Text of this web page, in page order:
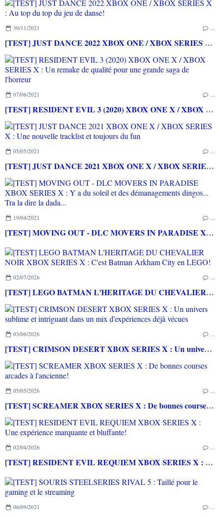
30/11/2021
[TEST] JUST DANCE 2022 XBOX ONE / XBOX SERIES X : Au top du top du jeu de danse!
07/06/2021
[TEST] RESIDENT EVIL 3 (2020) XBOX ONE X / XBOX SERIES X : Un remake de qualité pour une grande saga de l'horreur
05/05/2021
[TEST] JUST DANCE 2021 XBOX ONE X / XBOX SERIES X : Une nouvelle tracklist et toujours du fun
19/04/2021
[TEST] MOVING OUT - DLC MOVERS IN PARADISE XBOX SERIES X : Y a du soleil et des démanagements dingos... Tra la dire la dada...
02/07/2026
[TEST] LEGO BATMAN L'HERITAGE DU CHEVALIER NOIR XBOX SERIES X : C'est Batman Arkham City en LEGO!
03/06/2026
[TEST] CRIMSON DESERT XBOX SERIES X : Un univers sublime et intriguant dans un mix d'expériences déjà vécues
05/05/2026
[TEST] SCREAMER XBOX SERIES X : De bonnes courses arcades à l'ancienne!
02/04/2026
[TEST] RESIDENT EVIL REQUIEM XBOX SERIES X : Une expérience marquante et bluffante!
06/09/2021